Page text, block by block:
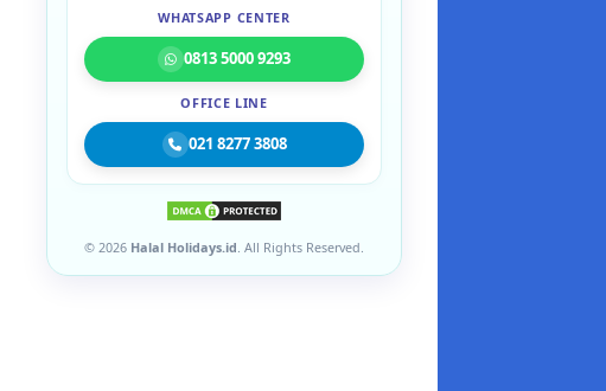
WHATSAPP CENTER
0813 5000 9293
OFFICE LINE
021 8277 3808
© 2026 Halal Holidays.id . All Rights Reserved.